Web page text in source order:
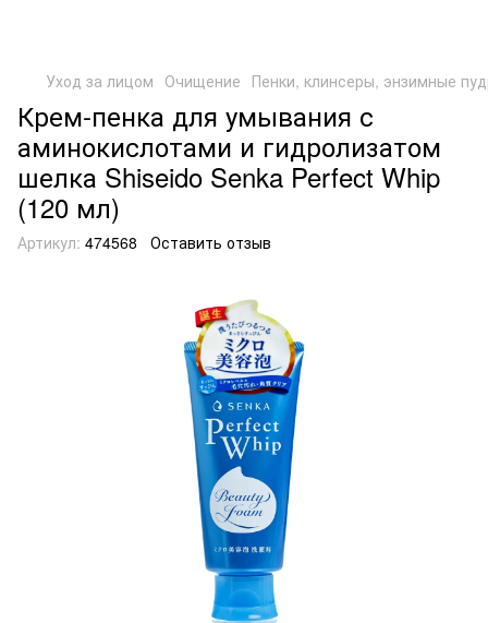
Уход за лицом Очищение Пенки, клинсеры, энзимные
Крем-пенка для умывания с
аминокислотами и гидролизатом
шелка Shiseido Senka Perfect Whip
(120 мл)
Артикул: 474568 Оставить отзыв